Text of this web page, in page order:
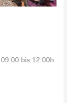
bis 12:00h